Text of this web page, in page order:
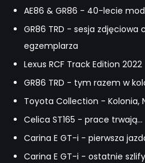
AE86 & GR86 - 40-lecie
GR86 TRD - sesja zdjęciowa
egzemplarza
Lexus RCF Track Edition 2022
GR86 TRD - tym razem w
Toyota Collection - Kolonia,
Celica ST165 - prace trwają...
Carina E GT-i - pierwsza
Carina E GT-i - ostatnie